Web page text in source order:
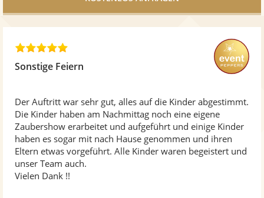
5
,
0
n
t
r
Sonstige Feiern
Der Auftritt war sehr gut, alles auf die Kinder abgestimmt.
Die Kinder haben am Nachmittag noch eine eigene
Zaubershow erarbeitet und aufgeführt und einige Kinder
haben es sogar mit nach Hause genommen und ihren
Eltern etwas vorgeführt. Alle Kinder waren begeistert und
unser Team auch.
Vielen Dank !!